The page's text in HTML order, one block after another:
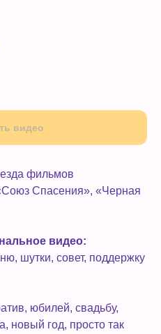
видео
фильмов
Спасения», «Черная
видео:
шутки, совет, поддержку
юбилей, свадьбу,
новый год, просто так